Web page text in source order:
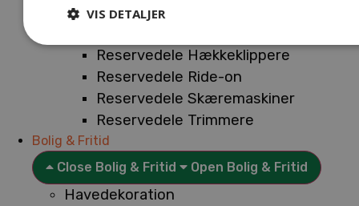
Reservedele Plæneklippere
Reservedele Hækkeklippere
Reservedele Ride-on
Reservedele Skæremaskiner
Reservedele Trimmere
Bolig & Fritid
Close Bolig & Fritid
Open Bolig & Fritid
Havedekoration
VIS DETALJER